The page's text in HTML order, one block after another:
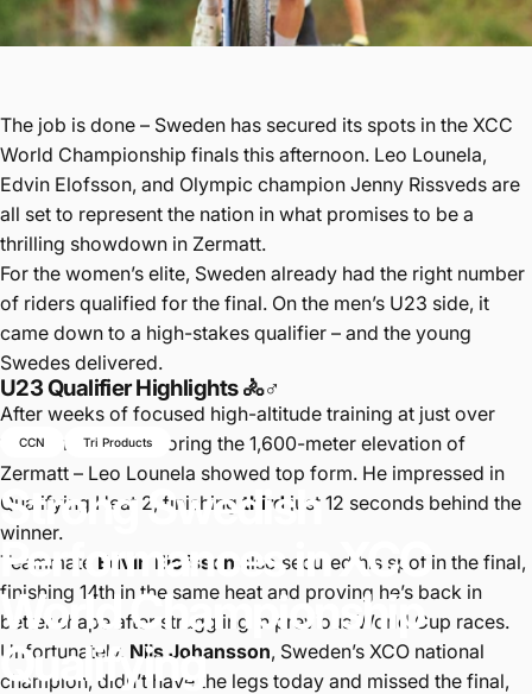
CCN Tri Products
StrongSwedish
PerformancesinXCC
WorldChampionship
Qualifying
The job is done – Sweden has secured its spots in the XCC
World Championship finals this afternoon. Leo Lounela,
Edvin Elofsson, and Olympic champion Jenny Rissveds are
all set to represent the nation in what promises to be a
thrilling showdown in Zermatt.
For the women’s elite, Sweden already had the right number
of riders qualified for the final. On the men’s U23 side, it
came down to a high-stakes qualifier – and the young
Swedes delivered.
U23 Qualifier Highlights 🚴♂️
After weeks of focused high-altitude training at just over
1,500 meters – mirroring the 1,600-meter elevation of
Zermatt – Leo Lounela showed top form. He impressed in
Qualifying Heat 2, finishing third just 12 seconds behind the
winner.
Teammate Edvin Elofsson also secured his spot in the final,
finishing 14th in the same heat and proving he’s back in
better shape after struggling in previous World Cup races.
Unfortunately, Nils Johansson, Sweden’s XCO national
champion, didn’t have the legs today and missed the final,